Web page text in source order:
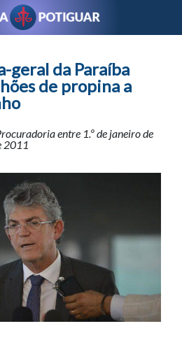
geral da Paraíba
de propina a
entre 1.º de janeiro de
2011